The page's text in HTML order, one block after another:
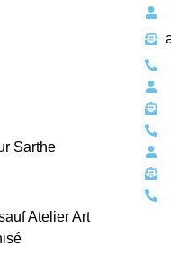
Sarthe
Atelier Art